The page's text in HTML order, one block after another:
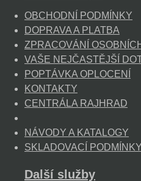
OBCHODNÍ PODMÍNKY
DOPRAVA A PLATBA
ZPRACOVÁNÍ
VAŠE NEJČASTĚJŠÍ
POPTÁVKA OPLOCENÍ
KONTAKTY
CENTRÁLA RAJHRAD
NÁVODY A KATALOGY
SKLADOVACÍ PODMÍNKY
Další služby